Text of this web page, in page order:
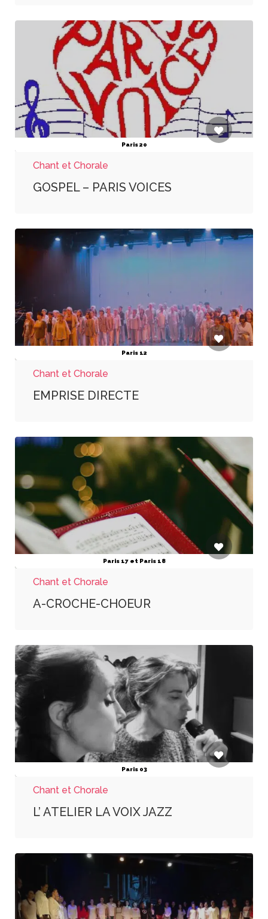
Paris 20
Chant et Chorale
GOSPEL – PARIS VOICES
Paris 12
Chant et Chorale
EMPRISE DIRECTE
Paris 17 et Paris 18
Chant et Chorale
A-CROCHE-CHOEUR
Paris 03
Chant et Chorale
L’ ATELIER LA VOIX JAZZ